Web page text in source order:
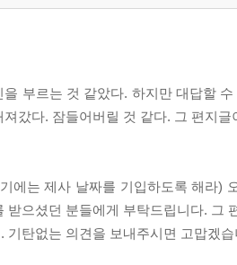
을 부르는 것 같았다. 하지만 대답할
져갔다. 잠들어버릴 것 같다. 그 편지
에는 제사 날짜를 기입하도록 해라)
받으셨던 분들에게 부탁드립니다. 그
기탄없는 의견을 보내주시면 고맙겠